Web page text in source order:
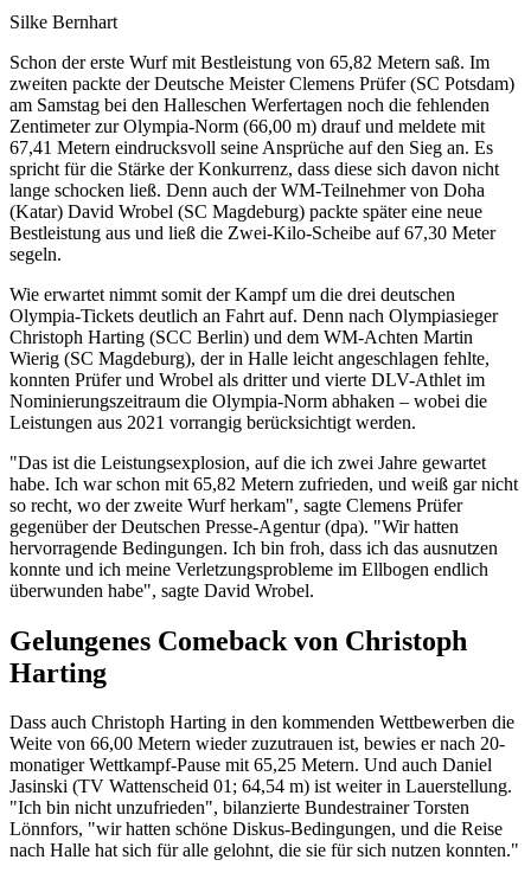
Silke Bernhart
Schon der erste Wurf mit Bestleistung von 65,82 Metern saß. Im
zweiten packte der Deutsche Meister Clemens Prüfer (SC Potsdam)
am Samstag bei den Halleschen Werfertagen noch die fehlenden
Zentimeter zur Olympia-Norm (66,00 m) drauf und meldete mit
67,41 Metern eindrucksvoll seine Ansprüche auf den Sieg an. Es
spricht für die Stärke der Konkurrenz, dass diese sich davon nicht
lange schocken ließ. Denn auch der WM-Teilnehmer von Doha
(Katar) David Wrobel (SC Magdeburg) packte später eine neue
Bestleistung aus und ließ die Zwei-Kilo-Scheibe auf 67,30 Meter
segeln.
Wie erwartet nimmt somit der Kampf um die drei deutschen
Olympia-Tickets deutlich an Fahrt auf. Denn nach Olympiasieger
Christoph Harting (SCC Berlin) und dem WM-Achten Martin
Wierig (SC Magdeburg), der in Halle leicht angeschlagen fehlte,
konnten Prüfer und Wrobel als dritter und vierte DLV-Athlet im
Nominierungszeitraum die Olympia-Norm abhaken – wobei die
Leistungen aus 2021 vorrangig berücksichtigt werden.
"Das ist die Leistungsexplosion, auf die ich zwei Jahre gewartet
habe. Ich war schon mit 65,82 Metern zufrieden, und weiß gar nicht
so recht, wo der zweite Wurf herkam", sagte Clemens Prüfer
gegenüber der Deutschen Presse-Agentur (dpa). "Wir hatten
hervorragende Bedingungen. Ich bin froh, dass ich das ausnutzen
konnte und ich meine Verletzungsprobleme im Ellbogen endlich
überwunden habe", sagte David Wrobel.
Gelungenes Comeback von Christoph
Harting
Dass auch Christoph Harting in den kommenden Wettbewerben die
Weite von 66,00 Metern wieder zuzutrauen ist, bewies er nach 20-
monatiger Wettkampf-Pause mit 65,25 Metern. Und auch Daniel
Jasinski (TV Wattenscheid 01; 64,54 m) ist weiter in Lauerstellung.
"Ich bin nicht unzufrieden", bilanzierte Bundestrainer Torsten
Lönnfors, "wir hatten schöne Diskus-Bedingungen, und die Reise
nach Halle hat sich für alle gelohnt, die sie für sich nutzen konnten."